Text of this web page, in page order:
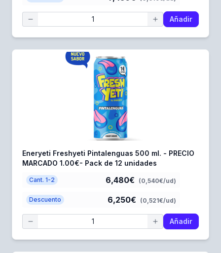
Añadir
Eneryeti Freshyeti Pintalenguas 500 ml. - PRECIO
MARCADO 1.00€- Pack de 12 unidades
Cant. 1-2 6,480€ (0,540€/ud)
Descuento 6,250€ (0,521€/ud)
Añadir